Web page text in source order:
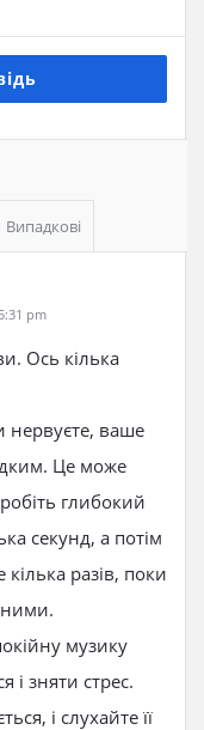
Випадкові
pm
Ось кілька
нервуєте, ваше
Це може
глибокий
секунд, а потім
разів, поки
музику
і зняти стрес.
і слухайте її